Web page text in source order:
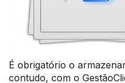
É obrigatório o
contudo, com o